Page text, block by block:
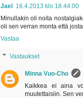
Jael 16.4.2013 klo 18.44.00
Minullakin oli noita
oli sen verran monta että
Vastaa
Vastaukset
Minna Vuo-Cho
Kaikkea ei aina
muutettaisiin. Sen